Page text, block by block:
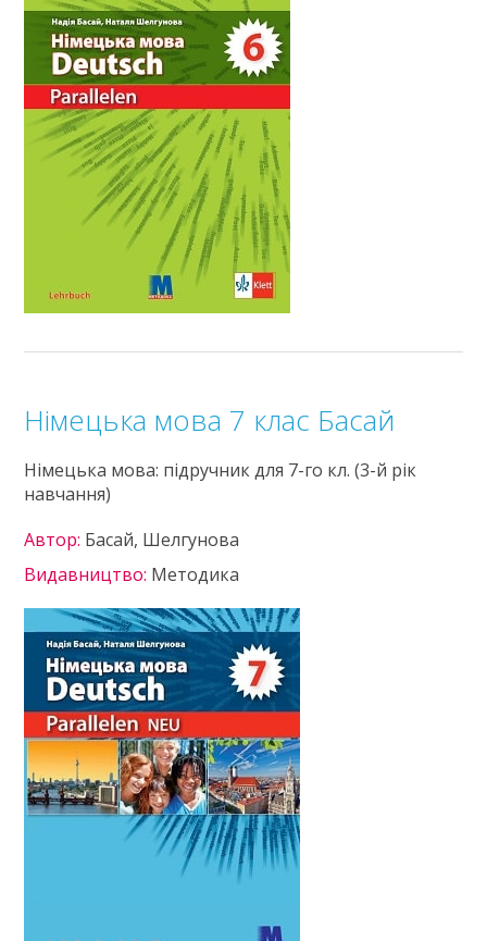
Німецька мова 7 клас Басай
Німецька мова: підручник для 7-го кл. (3-й рік
навчання)
Автор: Басай, Шелгунова
Видавництво: Методика